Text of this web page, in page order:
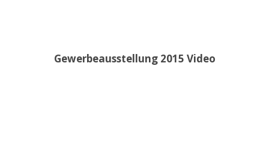
Gewerbeausstellung 2015 Video